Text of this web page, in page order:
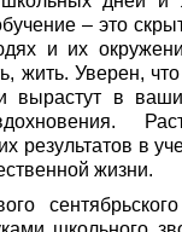
– это
и их
жить. Уверен,
вырастут в
результатов в
жизни.